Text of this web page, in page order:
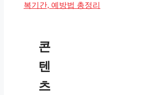
복기간, 예방법 총정리
콘
텐
츠